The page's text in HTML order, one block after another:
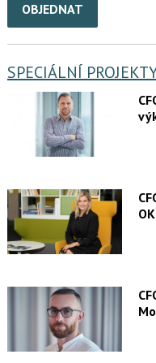
OBJEDNAT
SPECIÁLNÍ